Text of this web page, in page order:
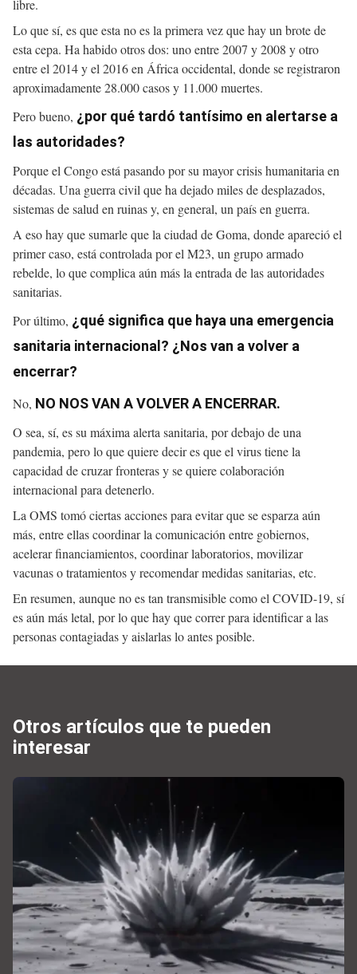
libre.
Lo que sí, es que esta no es la primera vez que hay un brote de
esta cepa. Ha habido otros dos: uno entre 2007 y 2008 y otro
entre el 2014 y el 2016 en África occidental, donde se registraron
aproximadamente 28.000 casos y 11.000 muertes.
Pero bueno, ¿por qué tardó tantísimo en alertarse a
las autoridades?
Porque el Congo está pasando por su mayor crisis humanitaria en
décadas. Una guerra civil que ha dejado miles de desplazados,
sistemas de salud en ruinas y, en general, un país en guerra.
A eso hay que sumarle que la ciudad de Goma, donde apareció el
primer caso, está controlada por el M23, un grupo armado
rebelde, lo que complica aún más la entrada de las autoridades
sanitarias.
Por último, ¿qué significa que haya una emergencia
sanitaria internacional? ¿Nos van a volver a
encerrar?
No, NO NOS VAN A VOLVER A ENCERRAR.
O sea, sí, es su máxima alerta sanitaria, por debajo de una
pandemia, pero lo que quiere decir es que el virus tiene la
capacidad de cruzar fronteras y se quiere colaboración
internacional para detenerlo.
La OMS tomó ciertas acciones para evitar que se esparza aún
más, entre ellas coordinar la comunicación entre gobiernos,
acelerar financiamientos, coordinar laboratorios, movilizar
vacunas o tratamientos y recomendar medidas sanitarias, etc.
En resumen, aunque no es tan transmisible como el COVID-19, sí
es aún más letal, por lo que hay que correr para identificar a las
personas contagiadas y aislarlas lo antes posible.
Otros artículos que te pueden
interesar